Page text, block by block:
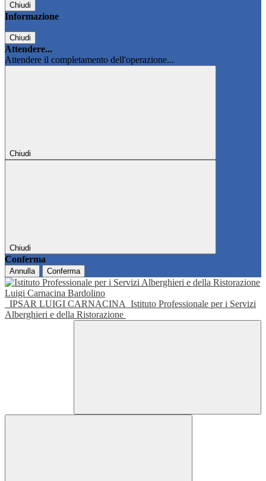
Chiudi
Informazione
Chiudi
Attendere...
Attendere il completamento dell'operazione...
Chiudi
Chiudi
Conferma
Annulla Conferma
IPSAR LUIGI CARNACINA Istituto Professionale per i Servizi
Alberghieri e della Ristorazione